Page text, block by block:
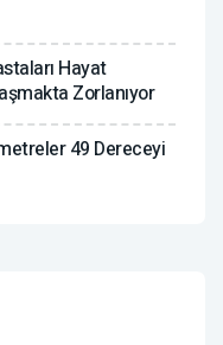
Hayat
Zorlanıyor
49 Dereceyi